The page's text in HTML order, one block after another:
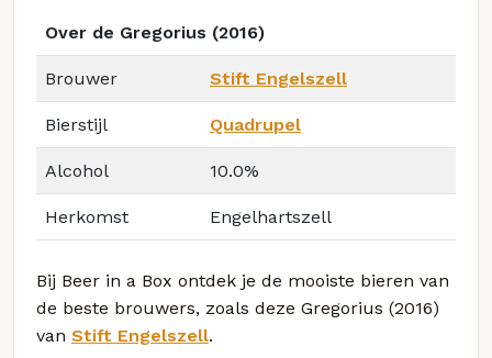
Over de Gregorius (2016)
Brouwer Stift Engelszell
Bierstijl Quadrupel
Alcohol 10.0%
Herkomst Engelhartszell
Bij Beer in a Box ontdek je de mooiste bieren van
de beste brouwers, zoals deze Gregorius (2016)
van Stift Engelszell.